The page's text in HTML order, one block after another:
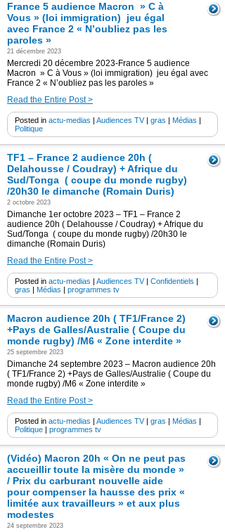
France 5 audience Macron » C à
Vous » (loi immigration) jeu égal
avec France 2 « N’oubliez pas les
paroles »
21 décembre 2023
Mercredi 20 décembre 2023-France 5 audience
Macron » C à Vous » (loi immigration) jeu égal avec
France 2 « N’oubliez pas les paroles »
Read the Entire Post >
Posted in actu-medias | Audiences TV| gras | Médias |
Politique
TF1 – France 2 audience 20h (
Delahousse / Coudray) + Afrique du
Sud/Tonga ( coupe du monde rugby)
/20h30 le dimanche (Romain Duris)
2 octobre 2023
Dimanche 1er octobre 2023 – TF1 – France 2
audience 20h ( Delahousse / Coudray) + Afrique du
Sud/Tonga ( coupe du monde rugby) /20h30 le
dimanche (Romain Duris)
Read the Entire Post >
Posted in actu-medias | Audiences TV| Confidentiels |
gras | Médias | programmes tv
Macron audience 20h ( TF1/France 2)
+Pays de Galles/Australie ( Coupe du
monde rugby) /M6 « Zone interdite »
25 septembre 2023
Dimanche 24 septembre 2023 – Macron audience 20h
( TF1/France 2) +Pays de Galles/Australie ( Coupe du
monde rugby) /M6 « Zone interdite »
Read the Entire Post >
Posted in actu-medias | Audiences TV| gras | Médias |
Politique | programmes tv
(Vidéo) Macron 20h « On ne peut pas
accueillir toute la misère du monde »
/ Prix du carburant nouvelle aide
pour compenser la hausse des prix «
limitée aux travailleurs » et aux plus
modestes
24 septembre 2023